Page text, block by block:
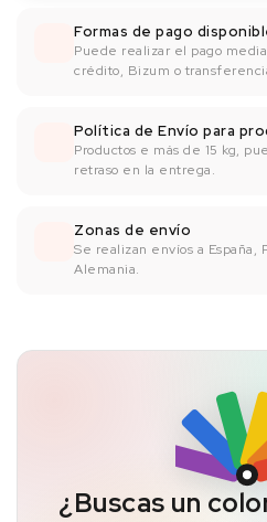
Formas de pago
Puede realizar el pago
crédito, Bizum o
Política de Envío para
Productos e más de 15 kg,
retraso en la entrega.
Zonas de envío
Se realizan envíos a España,
Alemania.
¿Buscas un